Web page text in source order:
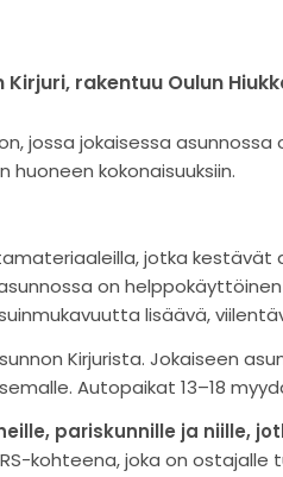
rakentuu Oulun
jossa jokaisessa
kokonaisuuksiin.
jotka kestävät
on
lisäävä,
Kirjurista. Jokaiseen
Autopaikat 13–18
pariskunnille ja niille,
kohteena, joka on ostajalle